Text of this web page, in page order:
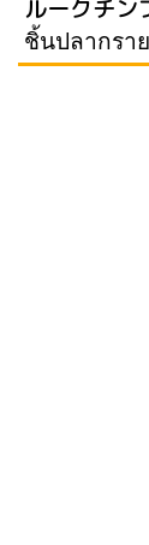
ルークチン
ชิ้นปลากราย